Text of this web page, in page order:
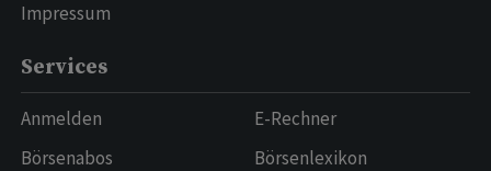
Impressum
Services
Anmelden
Börsenabos
E-Rechner
Börsenlexikon